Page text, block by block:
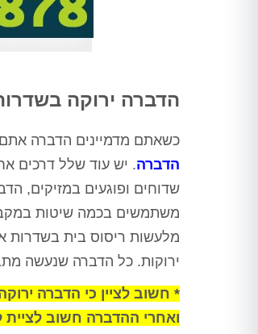
הדברה ירוקה
כשאתם מדמיינים הדברה
הדברה. יש עוד שלל דרכים
שדוחים ופוגעים במזיקים,
משתמשים בכמה שיטות
מלעשות ריסוס בית בשדרות
ירוקות. כל הדברה שנעשה
* חשוב לציין כי הדברה
ואחרי ההדברה חשוב לציית